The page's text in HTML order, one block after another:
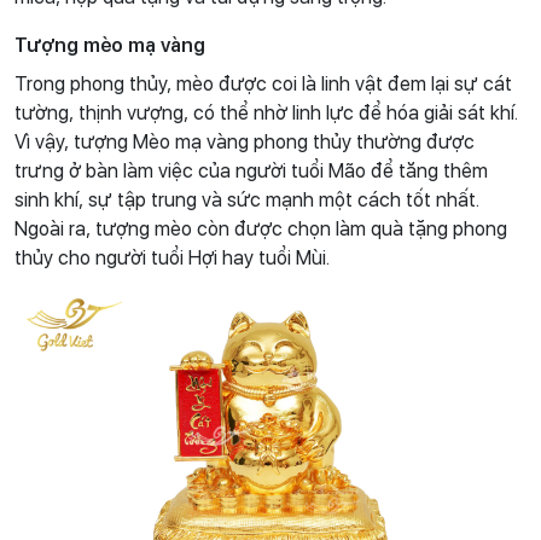
Tượng mèo mạ vàng
Trong phong thủy, mèo được coi là linh vật đem lại sự cát
tường, thịnh vượng, có thể nhờ linh lực để hóa giải sát khí.
Vì vậy, tượng Mèo mạ vàng phong thủy thường được
trưng ở bàn làm việc của người tuổi Mão để tăng thêm
sinh khí, sự tập trung và sức mạnh một cách tốt nhất.
Ngoài ra, tượng mèo còn được chọn làm quà tặng phong
thủy cho người tuổi Hợi hay tuổi Mùi.